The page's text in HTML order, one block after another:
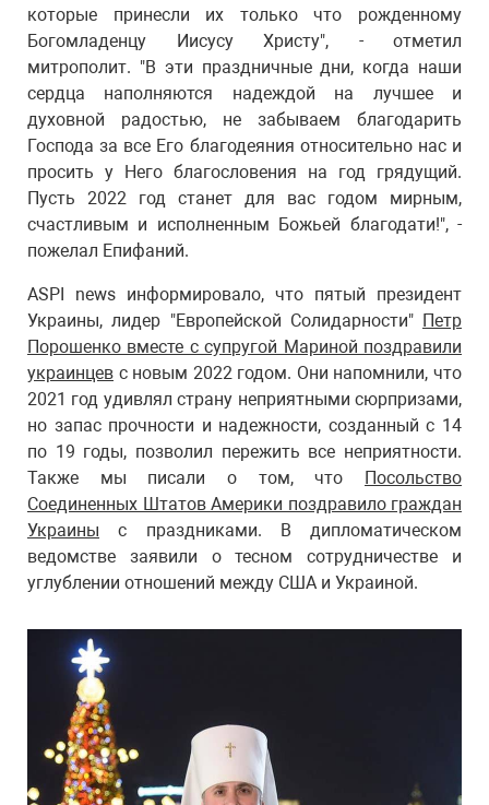
которые принесли их только что рожденному
Богомладенцу Иисусу Христу", - отметил
митрополит. "В эти праздничные дни, когда наши
сердца наполняются надеждой на лучшее и
духовной радостью, не забываем благодарить
Господа за все Его благодеяния относительно нас и
просить у Него благословения на год грядущий.
Пусть 2022 год станет для вас годом мирным,
счастливым и исполненным Божьей благодати!", -
пожелал Епифаний.
ASPI news информировало, что пятый президент
Украины, лидер "Европейской Солидарности" Петр
Порошенко вместе с супругой Мариной поздравили
украинцев с новым 2022 годом. Они напомнили, что
2021 год удивлял страну неприятными сюрпризами,
но запас прочности и надежности, созданный с 14
по 19 годы, позволил пережить все неприятности.
Также мы писали о том, что Посольство
Соединенных Штатов Америки поздравило граждан
Украины с праздниками. В дипломатическом
ведомстве заявили о тесном сотрудничестве и
углублении отношений между США и Украиной.